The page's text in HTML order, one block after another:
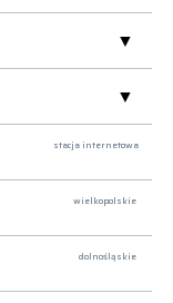
stacja internetowa
wielkopolskie
dolnośląskie